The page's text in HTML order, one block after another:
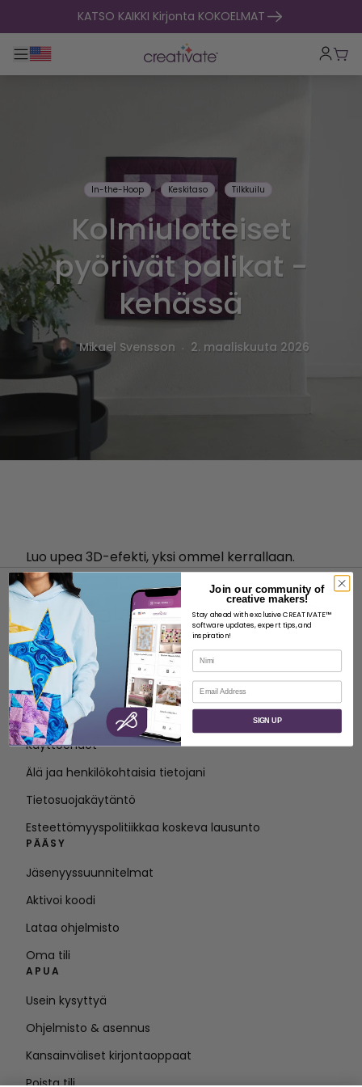
Siirry sisältöönKATSO KAIKKI Kirjonta KOKOELMAT
Toggle päänavigointi
In-the-Hoop Keskitaso Tilkkuilu
Kolmiulotteiset
pyörivät palikat -
kehässä
Mikael Svensson . 2. maaliskuuta 2026
Luo upea 3D-efekti, yksi ommel kerrallaan.
MEISTÄ
Tietoja SVP Worldwide -yrityksestä
Ota yhteyttä
Käyttöehdot
Älä jaa henkilökohtaisia tietojani
Tietosuojakäytäntö
Esteettömyyspolitiikkaa koskeva lausunto
PÄÄSY
Jäsenyyssuunnitelmat
Aktivoi koodi
Lataa ohjelmisto
Oma tili
APUA
Usein kysyttyä
Ohjelmisto & asennus
Kansainväliset kirjontaoppaat
Poista tili
Join our community of
creative makers!
Stay ahead with exclusive CREATIVATE™
software updates, expert tips, and
inspiration!
Nimi
Sähköposti
SIGN UP